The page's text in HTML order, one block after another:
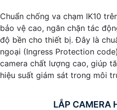
thời tiết. ️Với camera wifi 360
tâm mà không cần lo lắng về
trội tài sản.
Chuẩn chống va chạm IK10
bảo vệ cao, ngăn chặn tác
độ bền cho thiết bị. Đây là
ngoại (Ingress Protection
camera chất lượng cao, giúp
hiệu suất giám sát trong môi
LẮP CAMERA